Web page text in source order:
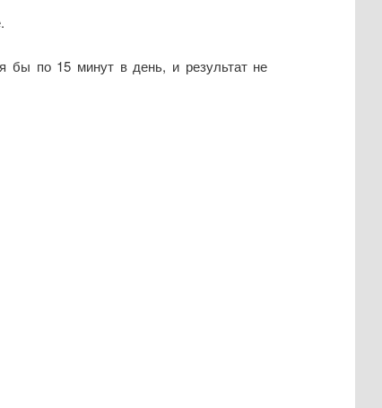
бы по 15 минут в день, и результат не